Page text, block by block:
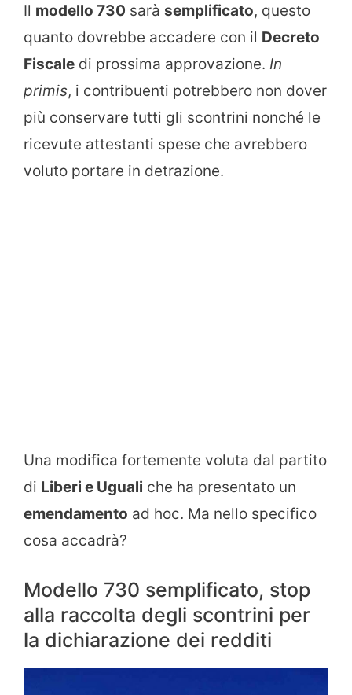
Il modello 730 sarà semplificato, questo
quanto dovrebbe accadere con il Decreto
Fiscale di prossima approvazione. In
primis, i contribuenti potrebbero non dover
più conservare tutti gli scontrini nonché le
ricevute attestanti spese che avrebbero
voluto portare in detrazione.
Una modifica fortemente voluta dal partito
di Liberi e Uguali che ha presentato un
emendamento ad hoc. Ma nello specifico
cosa accadrà?
Modello 730 semplificato, stop
alla raccolta degli scontrini per
la dichiarazione dei redditi